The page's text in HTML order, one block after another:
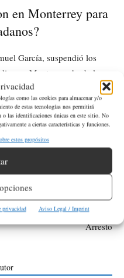
como las cookies para almacenar y/o
de estas tecnologías nos permitirá
o las identificaciones únicas en este sitio. No
a ciertas características y funciones.
estos propósitos
privacidad Aviso Legal / Imprint
en Monterrey para
García, suspendió los
en Monterrey desde la
del jueves para garantizar
el paso de latormenta.
Nuevo León
Artículo siguiente
Oficial de Policía de Milton
Sufre Lesiones Graves Tras Ser
Atropellado en Intento de
Arresto